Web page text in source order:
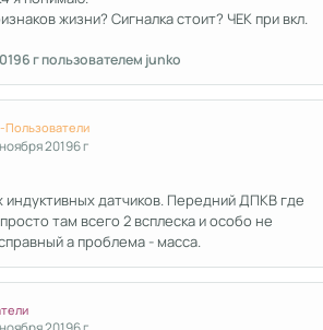
жизни? Сигналка стоит? ЧЕК при вкл.
6 гпользователем junko
Пользователи
20196 г
индуктивных датчиков. Передний ДПКВ где
там всего 2 всплеска и особо не
а проблема - масса.